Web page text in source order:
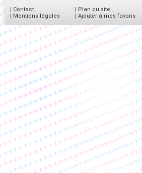
| Contact
| Mentions légales
| Plan du site
| Ajouter à mes favoris